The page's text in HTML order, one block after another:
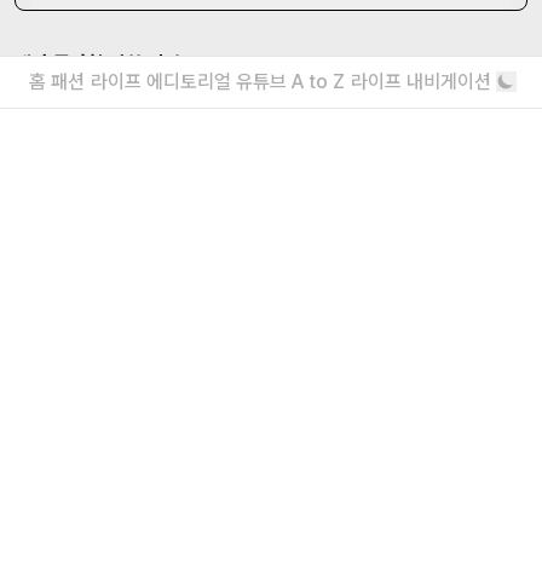
내가 좋아할 만한 기사
소녀를 위한 브랜드, 유쇼코바야시 디자이
홈 패션 라이프 에디토리얼 유튜브 A to Z 라이프 내비게이션